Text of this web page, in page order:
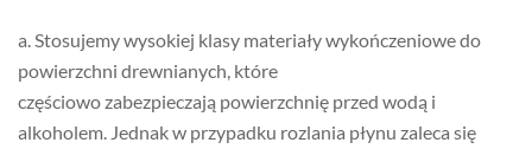
a. Stosujemy wysokiej klasy materiały wykończeniowe do
powierzchni drewnianych, które
częściowo zabezpieczają powierzchnię przed wodą i
alkoholem. Jednak w przypadku rozlania płynu zaleca się